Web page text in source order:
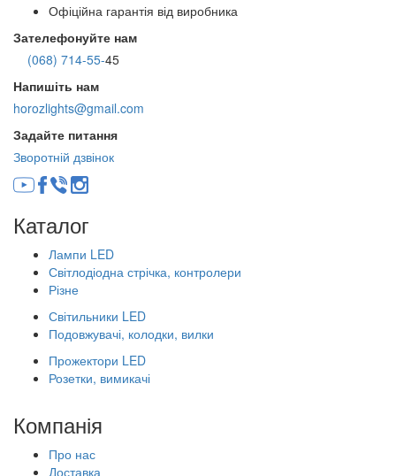
Офіційна гарантія від виробника
Зателефонуйте нам
(068) 714-55-45
Напишіть нам
horozlights@gmail.com
Задайте питання
Зворотній дзвінок
Каталог
Лампи LED
Світлодіодна стрічка, контролери
Різне
Світильники LED
Подовжувачі, колодки, вилки
Прожектори LED
Розетки, вимикачі
Компанія
Про нас
Доставка